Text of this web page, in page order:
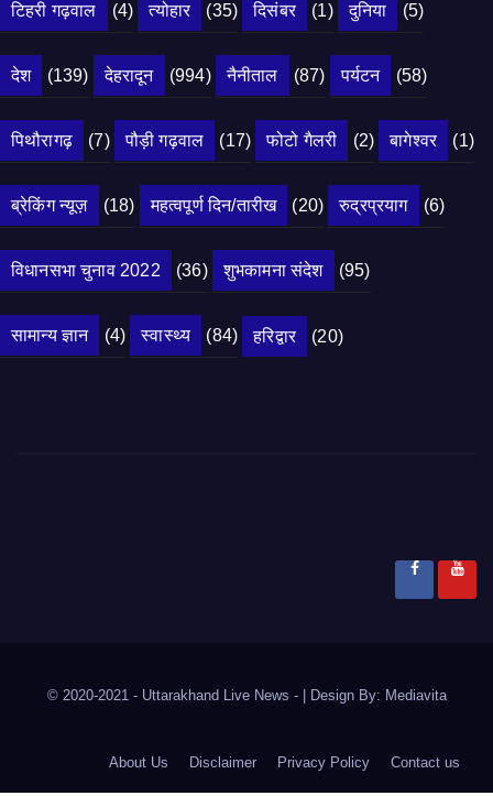
टिहरी गढ़वाल (4) त्योहार (35) दिसंबर (1) दुनिया (5)
देश (139) देहरादून (994) नैनीताल (87) पर्यटन (58)
पिथौरागढ़ (7) पौड़ी गढ़वाल (17) फोटो गैलरी (2) बागेश्वर (1)
ब्रेकिंग न्यूज़ (18) महत्वपूर्ण दिन/तारीख (20) रुद्रप्रयाग (6)
विधानसभा चुनाव 2022 (36) शुभकामना संदेश (95)
सामान्य ज्ञान (4) स्वास्थ्य (84) हरिद्वार (20)
© 2020-2021 - Uttarakhand Live News - Design By: Mediavita
About Us Disclaimer Privacy Policy Contact us